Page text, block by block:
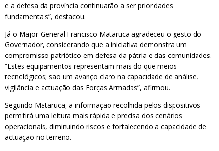
e a defesa da província continuarão a ser prioridades
fundamentais”, destacou.
Já o Major-General Francisco Mataruca agradeceu o gesto do
Governador, considerando que a iniciativa demonstra um
compromisso patriótico em defesa da pátria e das comunidades.
“Estes equipamentos representam mais do que meios
tecnológicos; são um avanço claro na capacidade de análise,
vigilância e actuação das Forças Armadas”, afirmou.
Segundo Mataruca, a informação recolhida pelos dispositivos
permitirá uma leitura mais rápida e precisa dos cenários
operacionais, diminuindo riscos e fortalecendo a capacidade de
actuação no terreno.